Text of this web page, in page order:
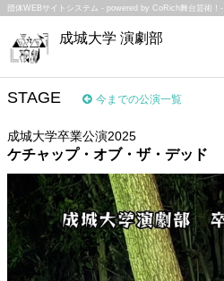
団体WEBサイトシステム - powered by CoRich舞台芸術！-
成城大学 演劇部
STAGE 今までの公演一覧
成城大学卒業公演2025
ケチャップ・オブ・ザ・デッド